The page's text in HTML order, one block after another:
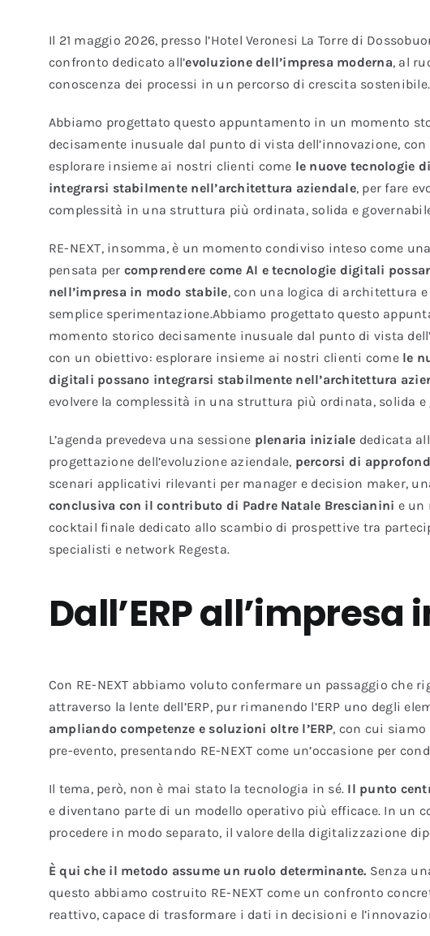
Il 21 maggio 2026, presso l’Hotel Veronesi La Torre di
confronto dedicato all’evoluzione dell’impresa moderna, al
conoscenza dei processi in un percorso di crescita sostenibile.
Abbiamo progettato questo appuntamento in un momento
decisamente inusuale dal punto di vista dell’innovazione,
esplorare insieme ai nostri clienti come le nuove tecnologie
integrarsi stabilmente nell’architettura aziendale, per fare
complessità in una struttura più ordinata, solida e
RE-NEXT, insomma, è un momento condiviso inteso come
pensata per comprendere come AI e tecnologie digitali
nell’impresa in modo stabile, con una logica di architettura e
semplice sperimentazione.Abbiamo progettato questo
momento storico decisamente inusuale dal punto di vista
con un obiettivo: esplorare insieme ai nostri clienti comele
digitali possano integrarsi stabilmente nell’architettura
evolvere la complessità in una struttura più ordinata, solida e
L’agenda prevedeva una sessione plenaria iniziale dedicata
progettazione dell’evoluzione aziendale, percorsi di
scenari applicativi rilevanti per manager e decision maker,
conclusiva con il contributo di Padre Natale Brescianini e un
cocktail finale dedicato allo scambio di prospettive tra
specialisti e network Regesta.
Dall’ERP
Con RE-NEXT abbiamo voluto confermare un passaggio
attraverso la lente dell’ERP, pur rimanendo l’ERP uno degli
ampliando competenze e soluzioni oltre l’ERP, con cui
pre-evento, presentando RE-NEXT come un’occasione per
Il tema, però, non è mai stato la tecnologia in sé. Il punto
e diventano parte di un modello operativo più efficace. In un
procedere in modo separato, il valore della digitalizzazione
È qui che il metodo assume un ruolo determinante. Senza
questo abbiamo costruito RE-NEXT come un confronto
reattivo, capace di trasformare i dati in decisioni e